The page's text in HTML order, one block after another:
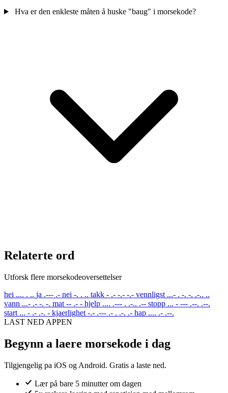
Hva er den enkleste måten å huske "baug" i morsekode?
Relaterte ord
Utforsk flere morsekodeoversettelser
hei .... . .. ja .--- .- nei -. . .. takk - .- -.- -.- vennligst ...- . -. -. .-.. ..
vann ...- .- -. -. mat -- .- - hjelp .... .--- . .-.. .-- stopp ... - --- .--. .--.
start ... - .- .-. - kjaerlighet -.- .--- .- . .-. .- hap .... .- .--.
LAST NED APPEN
Begynn a laere morsekode i dag
Tilgjengelig pa iOS og Android. Gratis a laste ned.
Lær på bare 5 minutter om dagen